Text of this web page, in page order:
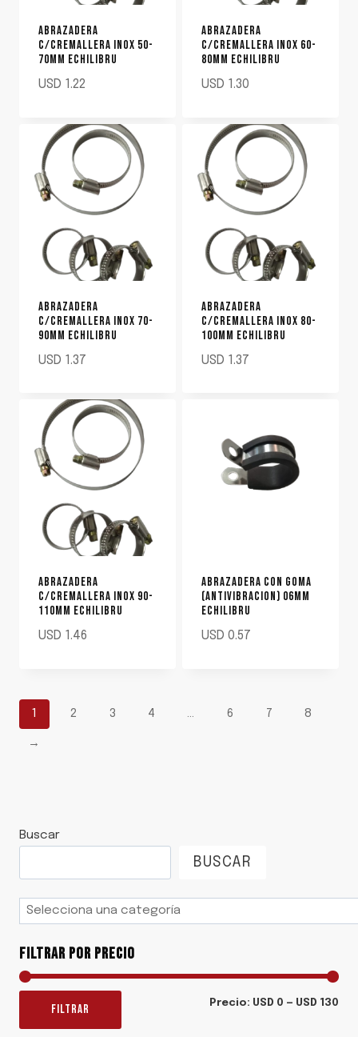
ABRAZADERA
C/CREMALLERA INOX 50-
70MM ECHILIBRU
USD 1.22
ABRAZADERA
C/CREMALLERA INOX 60-
80MM ECHILIBRU
USD 1.30
ABRAZADERA
C/CREMALLERA INOX 70-
90MM ECHILIBRU
USD 1.37
ABRAZADERA
C/CREMALLERA INOX 80-
100MM ECHILIBRU
USD 1.37
ABRAZADERA
C/CREMALLERA INOX 90-
110MM ECHILIBRU
USD 1.46
ABRAZADERA CON GOMA
(ANTIVIBRACION) 06MM
ECHILIBRU
USD 0.57
1 2 3 4 … 6 7 8
→
Buscar
BUSCAR
Selecciona
una
categoría
FILTRAR POR PRECIO
FILTRAR Precio: USD 0 — USD 130